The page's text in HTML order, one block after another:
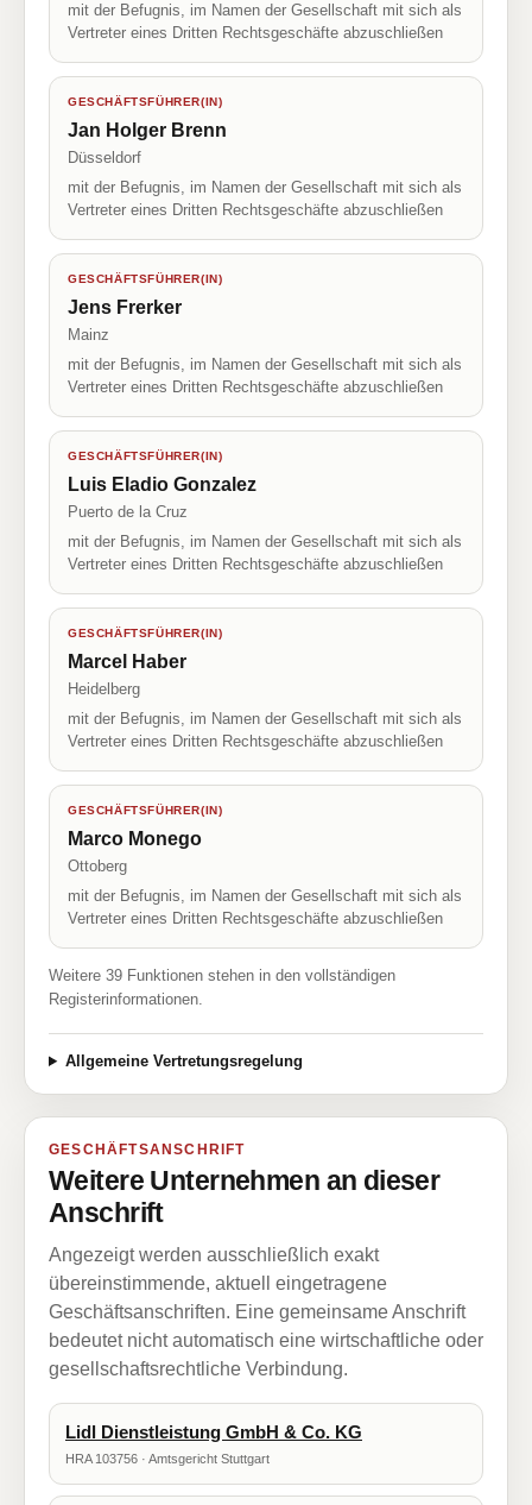
mit der Befugnis, im Namen der Gesellschaft mit sich als
Vertreter eines Dritten Rechtsgeschäfte abzuschließen
GESCHÄFTSFÜHRER(IN)
Jan Holger Brenn
Düsseldorf
mit der Befugnis, im Namen der Gesellschaft mit sich als
Vertreter eines Dritten Rechtsgeschäfte abzuschließen
GESCHÄFTSFÜHRER(IN)
Jens Frerker
Mainz
mit der Befugnis, im Namen der Gesellschaft mit sich als
Vertreter eines Dritten Rechtsgeschäfte abzuschließen
GESCHÄFTSFÜHRER(IN)
Luis Eladio Gonzalez
Puerto de la Cruz
mit der Befugnis, im Namen der Gesellschaft mit sich als
Vertreter eines Dritten Rechtsgeschäfte abzuschließen
GESCHÄFTSFÜHRER(IN)
Marcel Haber
Heidelberg
mit der Befugnis, im Namen der Gesellschaft mit sich als
Vertreter eines Dritten Rechtsgeschäfte abzuschließen
GESCHÄFTSFÜHRER(IN)
Marco Monego
Ottoberg
mit der Befugnis, im Namen der Gesellschaft mit sich als
Vertreter eines Dritten Rechtsgeschäfte abzuschließen
Weitere 39 Funktionen stehen in den vollständigen
Registerinformationen.
Allgemeine Vertretungsregelung
GESCHÄFTSANSCHRIFT
Weitere Unternehmen an dieser
Anschrift
Angezeigt werden ausschließlich exakt
übereinstimmende, aktuell eingetragene
Geschäftsanschriften. Eine gemeinsame Anschrift
bedeutet nicht automatisch eine wirtschaftliche oder
gesellschaftsrechtliche Verbindung.
Lidl Dienstleistung GmbH & Co. KG
HRA 103756 · Amtsgericht Stuttgart